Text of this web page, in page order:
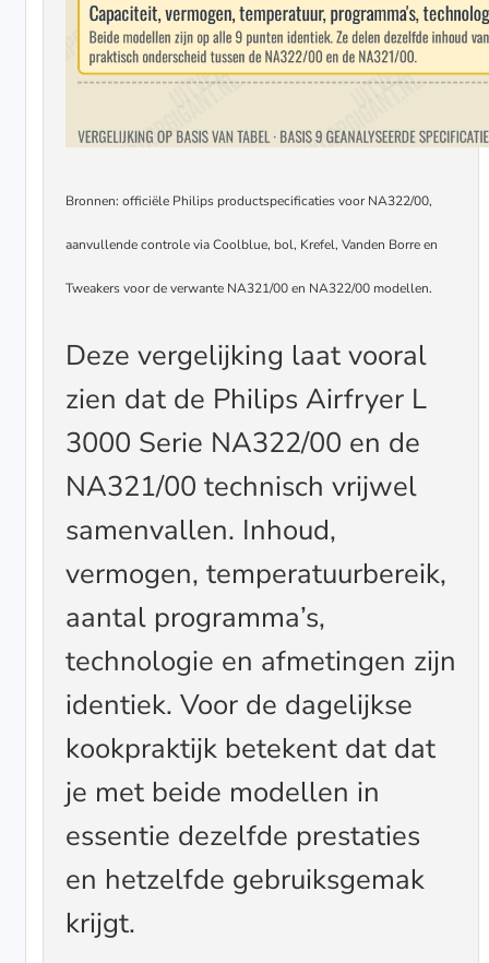
Bronnen: officiële Philips productspecificaties voor NA322/00,
aanvullende controle via Coolblue, bol, Krefel, Vanden Borre en
Tweakers voor de verwante NA321/00 en NA322/00 modellen.
Deze vergelijking laat vooral
zien dat de Philips Airfryer L
3000 Serie NA322/00 en de
NA321/00 technisch vrijwel
samenvallen. Inhoud,
vermogen, temperatuurbereik,
aantal programma’s,
technologie en afmetingen zijn
identiek. Voor de dagelijkse
kookpraktijk betekent dat dat
je met beide modellen in
essentie dezelfde prestaties
en hetzelfde gebruiksgemak
krijgt.